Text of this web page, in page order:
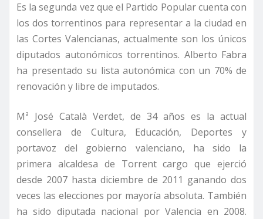
Es la segunda vez que el Partido Popular cuenta con
los dos torrentinos para representar a la ciudad en
las Cortes Valencianas, actualmente son los únicos
diputados autonómicos torrentinos. Alberto Fabra
ha presentado su lista autonómica con un 70% de
renovación y libre de imputados.
Mª José Català Verdet, de 34 años es la actual
consellera de Cultura, Educación, Deportes y
portavoz del gobierno valenciano, ha sido la
primera alcaldesa de Torrent cargo que ejerció
desde 2007 hasta diciembre de 2011 ganando dos
veces las elecciones por mayoría absoluta. También
ha sido diputada nacional por Valencia en 2008.